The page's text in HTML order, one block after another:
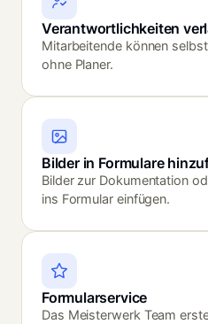
Verantwortlichkeiten
Mitarbeitende können
ohne Planer.
Bilder in Formulare
Bilder zur Dokumentation
ins Formular einfügen.
Formularservice
Das Meisterwerk Team